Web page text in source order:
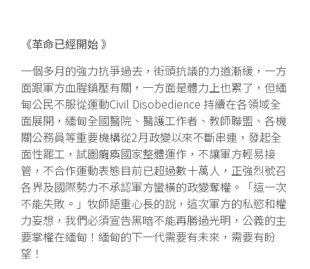
《革命已經開始 》
一個多月的強力抗爭過去，街頭抗議的力道漸緩，一方
面跟軍方血腥鎮壓有關，一方面是體力上也累了，但緬
甸公民不服從運動Civil Disobedience 持續在各領域全
面展開，緬甸全國醫院、醫護工作者、教師聯盟、各機
關公務員等重要機構從2月政變以來不斷串連，發起全
面性罷工，試圖癱瘓國家整體運作，不讓軍方輕易接
管，不合作運動表態目前已超過數十萬人，正強烈號召
各界及國際勢力不承認軍方蠻橫的政變奪權。「這一次
不能失敗。」牧師語重心長的說，這次軍方的私慾和權
力妄想，我們必須宣告黑暗不能再勝過光明，公義的主
要掌權在緬甸！緬甸的下一代需要有未來，需要有盼
望！